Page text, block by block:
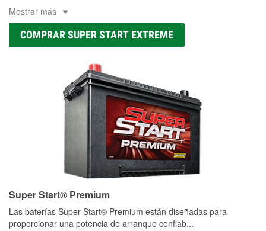
Mostrar más
COMPRAR SUPER START EXTREME
Super Start® Premium
Las baterías Super Start® Premium están diseñadas para
proporcionar una potencia de arranque confiab...